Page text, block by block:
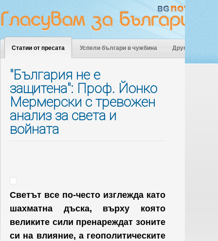
Статии от пресата Успели българи в чужбина Други
"България не е
защитена": Проф. Йонко
Мермерски с тревожен
анализ за света и
войната
Светът все по-често изглежда като
шахматна дъска, върху която
великите сили пренареждат зоните
си на влияние, а геополитическите